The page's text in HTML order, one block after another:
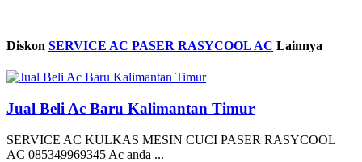
Diskon SERVICE AC PASER RASYCOOL AC Lainnya
Jual Beli Ac Baru Kalimantan Timur
SERVICE AC KULKAS MESIN CUCI PASER RASYCOOL
AC 085349969345 Ac anda ...